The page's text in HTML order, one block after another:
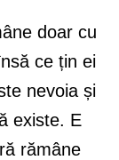
doar cu
ce țin ei
nevoia și
existe. E
rămâne